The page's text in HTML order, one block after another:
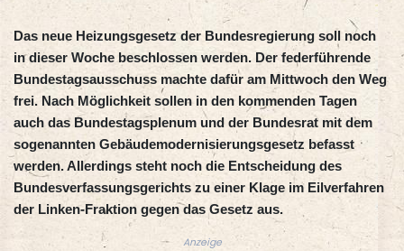
Das neue Heizungsgesetz der Bundesregierung soll noch
in dieser Woche beschlossen werden. Der federführende
Bundestagsausschuss machte dafür am Mittwoch den Weg
frei. Nach Möglichkeit sollen in den kommenden Tagen
auch das Bundestagsplenum und der Bundesrat mit dem
sogenannten Gebäudemodernisierungsgesetz befasst
werden. Allerdings steht noch die Entscheidung des
Bundesverfassungsgerichts zu einer Klage im Eilverfahren
der Linken-Fraktion gegen das Gesetz aus.
Anzeige